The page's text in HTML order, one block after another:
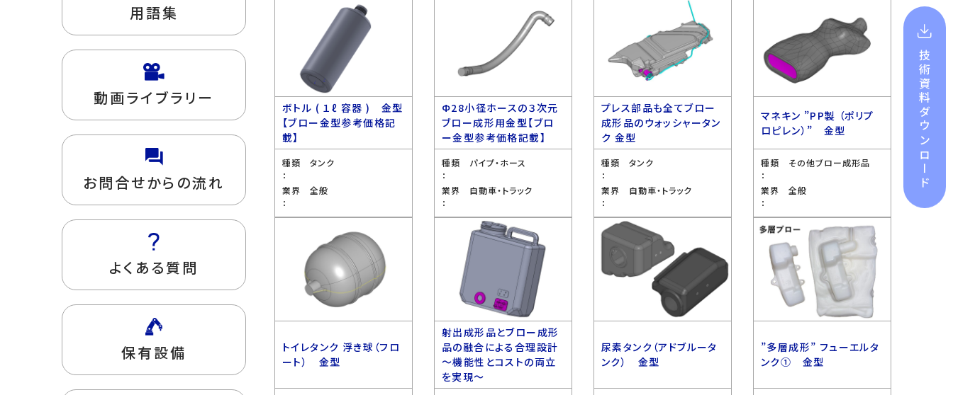
用語集
動画ライブラリー
お問合せからの流れ
よくある質問
保有設備
ボトル ( １ℓ 容器 ) 金型
【ブロー金型参考価格記
載】
種類
：
タンク
業界
：
全般
Ф28小径ホースの３次元
ブロー成形用金型【ブロ
ー金型参考価格記載】
種類
：
パイプ・ホース
業界
：
自動車・トラック
プレス部品も全てブロー
成形品のウォッシャータン
ク 金型
種類
：
タンク
業界
：
自動車・トラック
マネキン ”PP製 （ポリプ
ロピレン）” 金型
種類
：
その他ブロー成形品
業界
：
全般
トイレタンク 浮き球（フロ
ート） 金型
射出成形品とブロー成形
品の融合による合理設計
〜機能性とコストの両立
を実現〜
尿素タンク（アドブルータ
ンク） 金型
”多層成形” フューエルタ
ンク① 金型
技術資料
ダウンロード